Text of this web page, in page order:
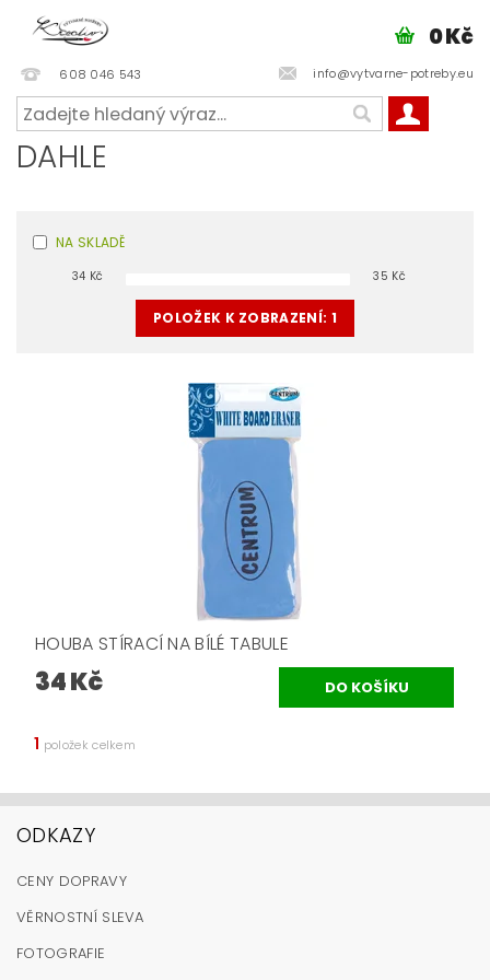
608 046 543 info@vytvarne-potreby.eu
0 Kč
DAHLE
NA SKLADĚ
34 Kč 35 Kč
POLOŽEK K ZOBRAZENÍ: 1
HOUBA STÍRACÍ NA BÍLÉ TABULE
34 Kč
1 položek celkem
ODKAZY
CENY DOPRAVY
VĚRNOSTNÍ SLEVA
FOTOGRAFIE